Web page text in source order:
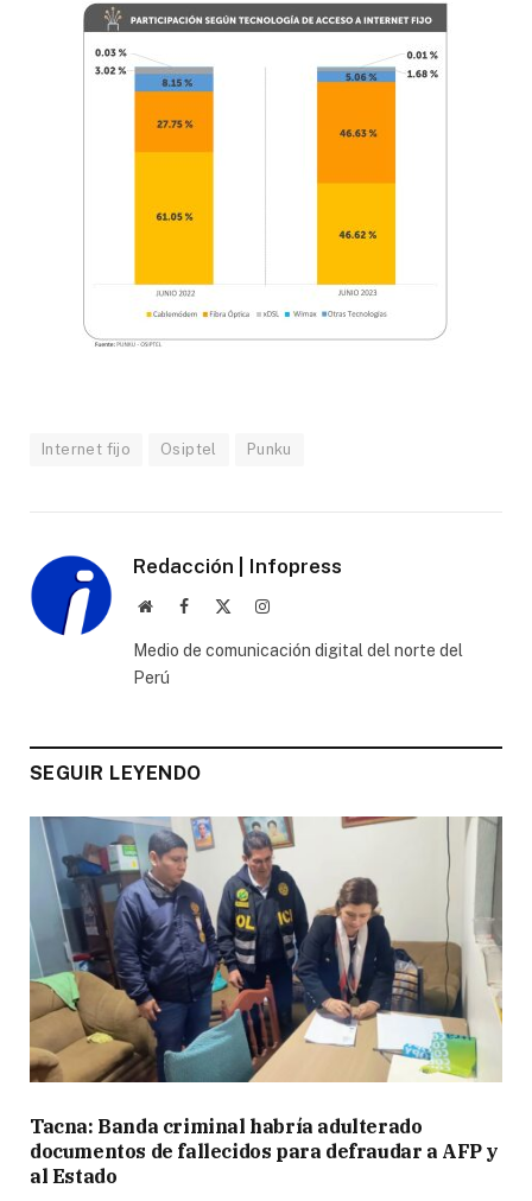
Internet fijo Osiptel Punku
Redacción | Infopress
WebsiteFacebook Instagram
Medio de comunicación digital del norte del
Perú
SEGUIR LEYENDO
Tacna: Banda criminal habría adulterado
documentos de fallecidos para defraudar a AFP y
al Estado